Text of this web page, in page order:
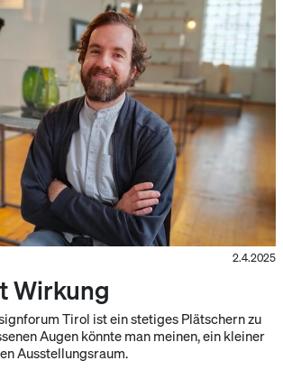
2.4.2025
Wirkung
Tirol ist ein stetiges Plätschern zu
Augen könnte man meinen, ein kleiner
Ausstellungsraum.